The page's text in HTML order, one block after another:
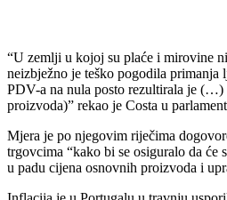
“U zemlji u kojoj su plaće i mirovine
neizbježno je teško pogodila
PDV-a na nula posto rezultirala je (…)
proizvoda)” rekao je Costa u
Mjera je po njegovim riječima
trgovcima “kako bi se osiguralo da će
u padu cijena osnovnih proizvoda i